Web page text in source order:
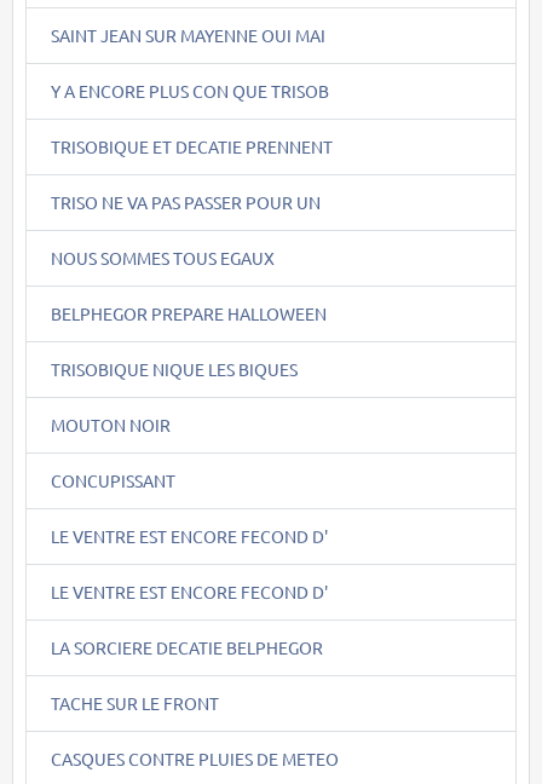
SAINT JEAN SUR MAYENNE OUI MAI
Y A ENCORE PLUS CON QUE TRISOB
TRISOBIQUE ET DECATIE PRENNENT
TRISO NE VA PAS PASSER POUR UN
NOUS SOMMES TOUS EGAUX
BELPHEGOR PREPARE HALLOWEEN
TRISOBIQUE NIQUE LES BIQUES
MOUTON NOIR
CONCUPISSANT
LE VENTRE EST ENCORE FECOND D'
LE VENTRE EST ENCORE FECOND D'
LA SORCIERE DECATIE BELPHEGOR
TACHE SUR LE FRONT
CASQUES CONTRE PLUIES DE METEO